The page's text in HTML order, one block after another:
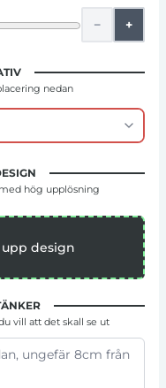
− +
nedan
hög upplösning
design
vill att det skall se ut